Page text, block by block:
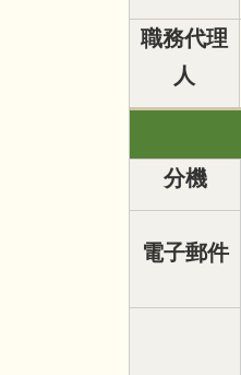
職務代理
人
分機
電子郵件